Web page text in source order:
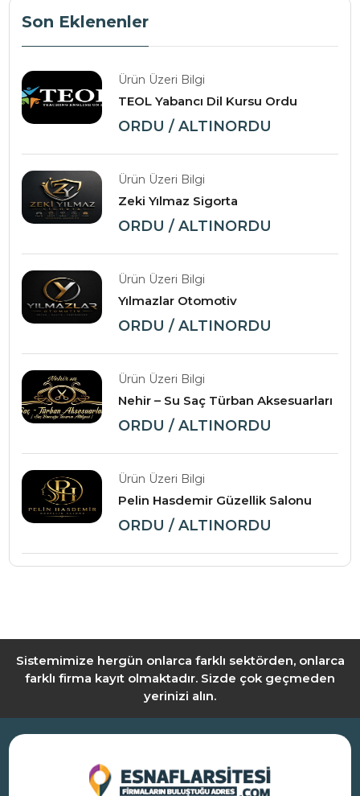
Son Eklenenler
Ürün Üzeri Bilgi
TEOL Yabancı Dil Kursu Ordu
ORDU / ALTINORDU
Ürün Üzeri Bilgi
Zeki Yılmaz Sigorta
ORDU / ALTINORDU
Ürün Üzeri Bilgi
Yılmazlar Otomotiv
ORDU / ALTINORDU
Ürün Üzeri Bilgi
Nehir – Su Saç Türban Aksesuarları
ORDU / ALTINORDU
Ürün Üzeri Bilgi
Pelin Hasdemir Güzellik Salonu
ORDU / ALTINORDU
Sistemimize hergün onlarca farklı sektörden, onlarca
farklı firma kayıt olmaktadır. Sizde çok geçmeden
yerinizi alın.